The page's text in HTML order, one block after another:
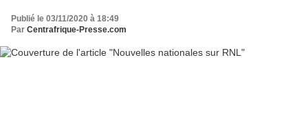
Publié le 03/11/2020 à 18:49
Par Centrafrique-Presse.com